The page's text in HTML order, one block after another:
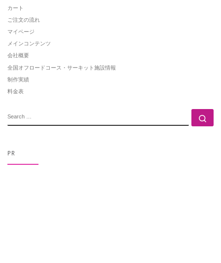
カート
ご注文の流れ
マイページ
メインコンテンツ
会社概要
全国オフロードコース・サーキット施設情報
制作実績
料金表
PR